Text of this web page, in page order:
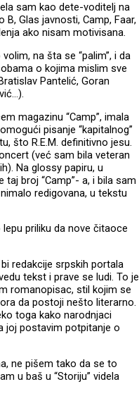
sam kao dete-voditelj na
Glas javnosti, Camp, Faar,
ako nisam motivisana.
na šta se “palim”, i da
o kojima mislim sve
Pantelić, Goran
magazinu “Camp”, imala
pisanje “kapitalnog”
što R.E.M. definitivno jesu.
(već sam bila veteran
Na glossy papiru, u
broj “Camp”- a, i bila sam
redigovana, u tekstu
priliku da nove čitaoce
redakcije srpskih portala
tekst i prave se ludi. To je
romanopisac, stil kojim se
da postoji nešto literarno.
toga kako narodnjaci
joj postavim potpitanje o
ne pišem tako da se to
u baš u “Storiju” videla